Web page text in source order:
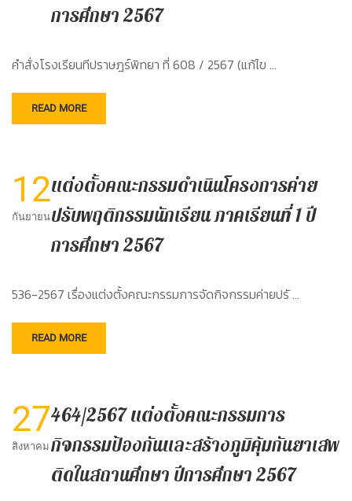
การศึกษา 2567
คำสั่งโรงเรียนทีปราษฎร์พิทยา ที่ 608 / 2567 (แก้ไข …
READ MORE
12
กันยายน
แต่งตั้งคณะกรรมดำเนินโครงการค่าย
ปรับพฤติกรรมนักเรียน ภาคเรียนที่ 1 ปี
การศึกษา 2567
536-2567 เรื่องแต่งตั้งคณะกรรมการจัดกิจกรรมค่ายปรั …
READ MORE
27
สิงหาคม
464/2567 แต่งตั้งคณะกรรมการ
กิจกรรมป้องกันและสร้างภูมิคุ้มกันยาเสพ
ติดในสถานศึกษา ปีการศึกษา 2567